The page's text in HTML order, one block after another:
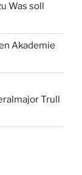
Was soll
Akademie
Trull